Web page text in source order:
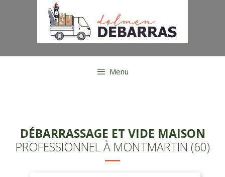
Menu
DÉBARRASSAGE ET VIDE MAISON
PROFESSIONNEL À MONTMARTIN (60)